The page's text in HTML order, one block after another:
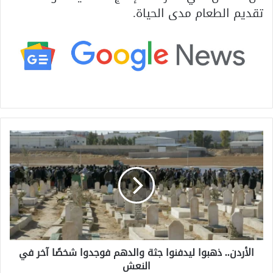
تقديم الطعام مدى الحياة.
ا
ل
أ
ر
د
ن
.
.
ذ
الأردن.. ذهبوا ليدفنوا جثة والدهم فوجدوا شخصًا آخر في
النعش‎